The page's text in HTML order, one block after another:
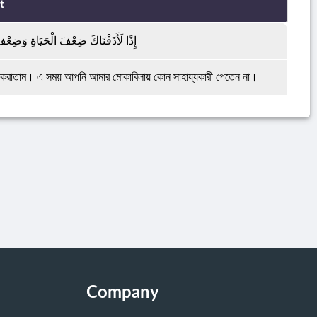
إِذًا لَأَذَقْنَاكَ ضِعْفَ الْحَيَاةِ
এ সময় আপনি আমার মোকাবিলায় কোন সাহায্যকারী পেতেন না।
Company